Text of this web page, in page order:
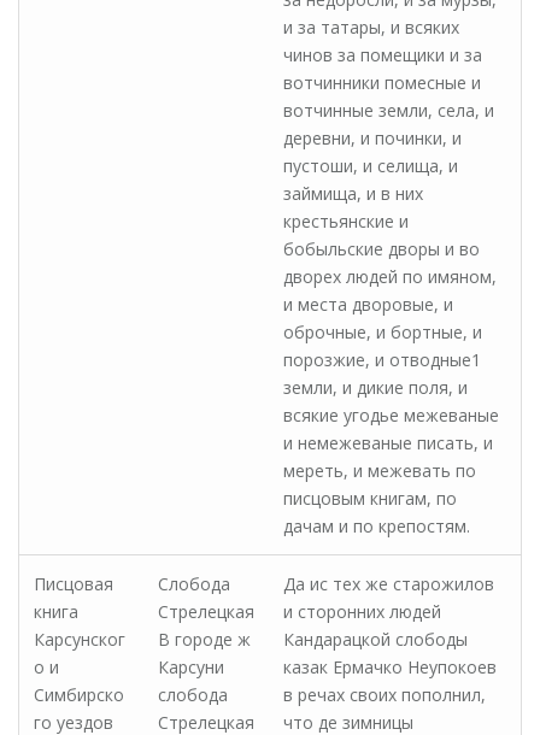
и за татары, и всяких
чинов за помещики и за
вотчинники помесные и
вотчинные земли, села, и
деревни, и починки, и
пустоши, и селища, и
займища, и в них
крестьянские и
бобыльские дворы и во
дворех людей по имяном,
и места дворовые, и
оброчные, и бортные, и
порозжие, и отводные1
земли, и дикие поля, и
всякие угодье межеваные
и немежеваные писать, и
мереть, и межевать по
писцовым книгам, по
дачам и по крепостям.
Писцовая
книга
Карсунског
о и
Симбирско
го уездов
Слобода
Стрелецкая
В городе ж
Карсуни
слобода
Стрелецкая
Да ис тех же старожилов
и сторонних людей
Кандарацкой слободы
казак Ермачко Неупокоев
в речах своих пополнил,
что де зимницы